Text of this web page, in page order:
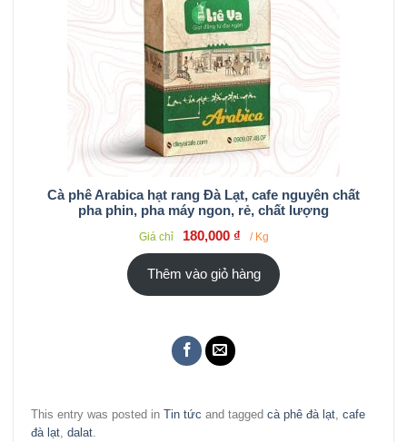
Cà phê Arabica hạt rang Đà Lạt, cafe nguyên chất
pha phin, pha máy ngon, rẻ, chất lượng
Giá chỉ 180,000 ₫ / Kg
Thêm vào giỏ hàng
This entry was posted inTin tức and taggedcà phê đà lạt ,cafe
đà lạt ,dalat